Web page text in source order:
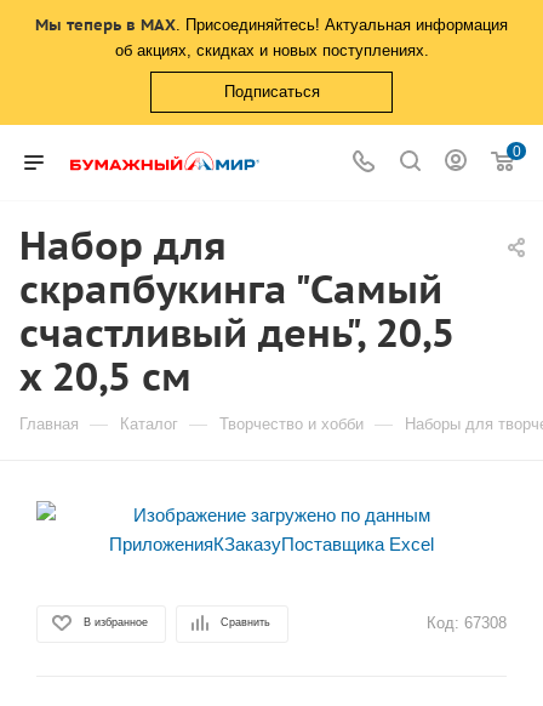
Мы теперь в MAX. Присоединяйтесь! Актуальная информация
об акциях, скидках и новых поступлениях.
Подписаться
0
Набор для
скрапбукинга "Самый
счастливый день", 20,5
х 20,5 см
Главная — Каталог — Творчество и хобби — Наборы для
В избранное Сравнить Код: 67308